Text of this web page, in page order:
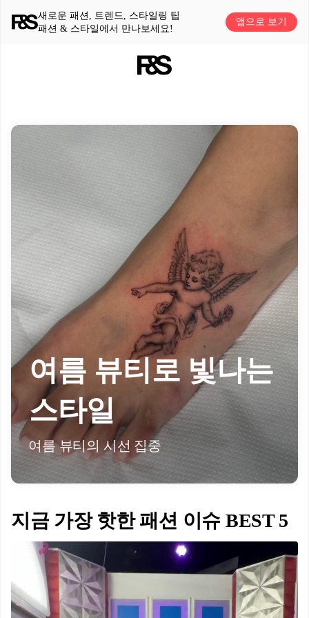
새로운 패션, 트렌드, 스타일링 팁
패션 & 스타일에서 만나보세요!
앱으로 보기
여름 뷰티로 빛나는
스타일
여름 뷰티의 시선 집중
지금 가장 핫한 패션 이슈 BEST 5